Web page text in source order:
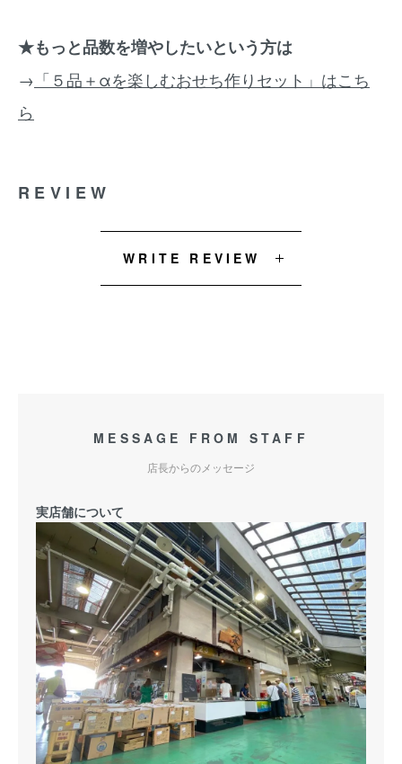
★もっと品数を増やしたいという方は
→ 「５品＋αを楽しむおせち作りセット」はこち
ら
REVIEW
WRITE REVIEW
MESSAGE FROM STAFF
店長からのメッセージ
実店舗について